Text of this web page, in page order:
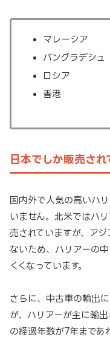
マレーシア
バングラデシュ
ロシア
香港
日本でしか販売され
国内外で人気の高いハ
いません。北米ではハ
売されていますが、ア
ないため、ハリアーの
くくなっています。
さらに、中古車の輸出
が、ハリアーが主に輸
の経過年数が7年まであ